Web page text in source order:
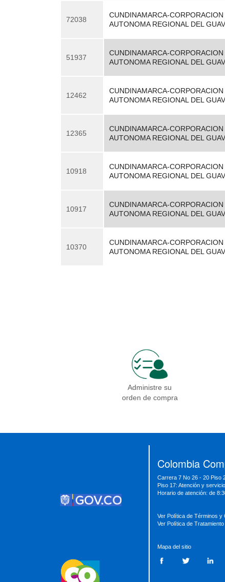
72038
CUNDINAMARCA-CORPORACION
AUTONOMA REGIONAL DEL
51937
CUNDINAMARCA-CORPORACION
AUTONOMA REGIONAL DEL
12462
CUNDINAMARCA-CORPORACION
AUTONOMA REGIONAL DEL
12365
CUNDINAMARCA-CORPORACION
AUTONOMA REGIONAL DEL
10918
CUNDINAMARCA-CORPORACION
AUTONOMA REGIONAL DEL
10917
CUNDINAMARCA-CORPORACION
AUTONOMA REGIONAL DEL
10370
CUNDINAMARCA-CORPORACION
AUTONOMA REGIONAL DEL
Administre su
orden de compra
MinCultura
MinAgricultura
MinAmbiente
Colombia
Carrera 7 No 26 - 20 Piso
Piso 17: Atención y
Horario de atención: de
Ver Política de Términos y
Ver Política de
Mapa del sitio